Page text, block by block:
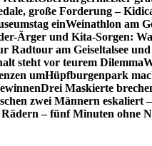
große Forderung –
einWeinathlon am
Ärger und Kita-Sorgen:
Radtour am Geiseltalsee
steht vor teurem Dilemma
umHüpfburgenpark
Drei Maskierte
zwei Männern eskaliert
– fünf Minuten ohne